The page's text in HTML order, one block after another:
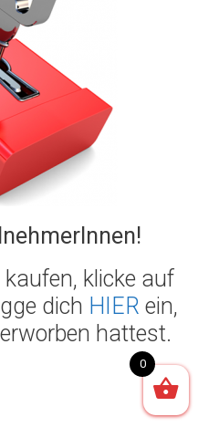
klicke auf
dich HIER ein,
hattest.
0